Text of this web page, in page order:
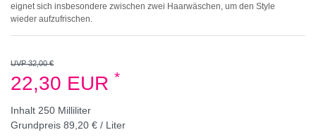
eignet sich insbesondere zwischen zwei Haarwäschen, um den Style
wieder aufzufrischen.
UVP 32,00 €
22,30 EUR *
Inhalt 250 Milliliter
Grundpreis 89,20 € / Liter